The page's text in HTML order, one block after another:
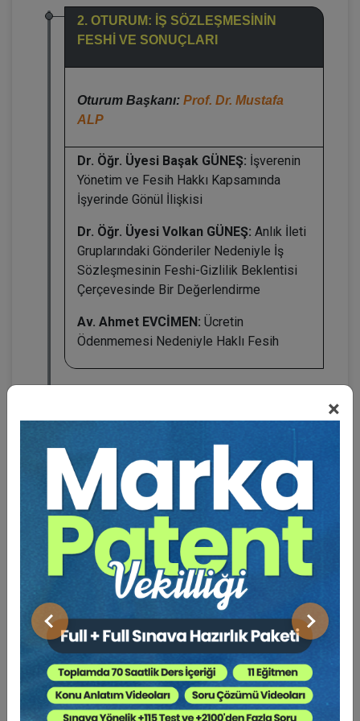
×
Önceki Sonraki
2. OTURUM: İŞ SÖZLEŞMESİNİN
FESHİ VE SONUÇLARI
Oturum Başkanı: Prof. Dr. Mustafa
ALP
Dr. Öğr. Üyesi Başak GÜNEŞ: İşverenin
Yönetim ve Fesih Hakkı Kapsamında
İşyerinde Gönül İlişkisi
Dr. Öğr. Üyesi Volkan GÜNEŞ: Anlık İleti
Gruplarındaki Gönderiler Nedeniyle İş
Sözleşmesinin Feshi-Gizlilik Beklentisi
Çerçevesinde Bir Değerlendirme
Av. Ahmet EVCİMEN: Ücretin
Ödenmemesi Nedeniyle Haklı Fesih
BENZER VIDEO EĞITIMLER
Video Eğitim Abonesi Ol: Sadece 5490 TL / Yıllık
Tüketici Hukuku Enstitüsü